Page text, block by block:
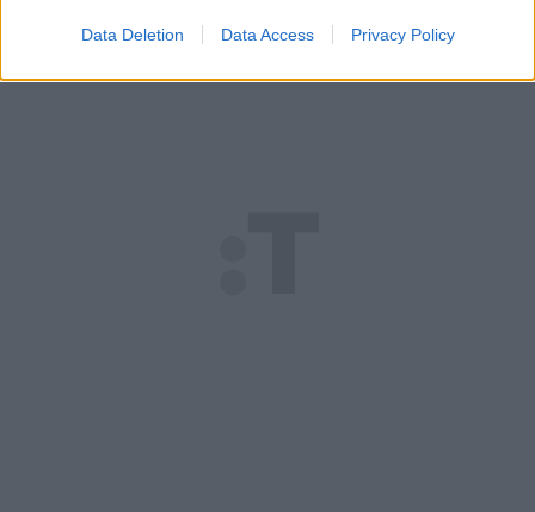
Data Deletion Data Access Privacy Policy